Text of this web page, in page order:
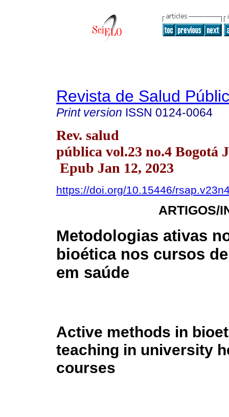
Revista de Salud
Print version ISSN 0124-0064
Rev. salud
pública vol.23 no.4 Bogotá
Epub Jan 12, 2023
https://doi.org/10.15446/
ARTIGOS/
Metodologias ativas
bioética nos cursos
em saúde
Active methods in
teaching in university
courses